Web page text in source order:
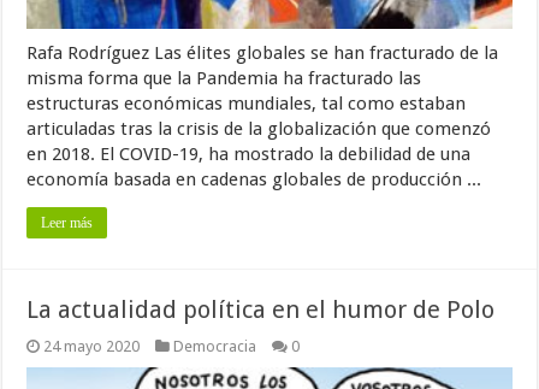
Rafa Rodríguez Las élites globales se han fracturado de la
misma forma que la Pandemia ha fracturado las
estructuras económicas mundiales, tal como estaban
articuladas tras la crisis de la globalización que comenzó
en 2018. El COVID-19, ha mostrado la debilidad de una
economía basada en cadenas globales de producción ...
Leer más
La actualidad política en el humor de Polo
24 mayo 2020 Democracia 0